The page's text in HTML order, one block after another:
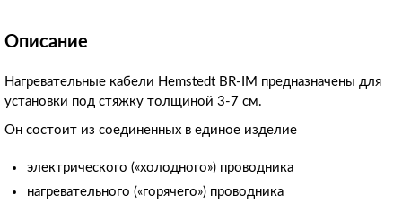
Описание
Нагревательные кабели Hemstedt BR-IM предназначены для
установки под стяжку толщиной 3-7 см.
Он состоит из соединенных в единое изделие
электрического («холодного») проводника
нагревательного («горячего») проводника